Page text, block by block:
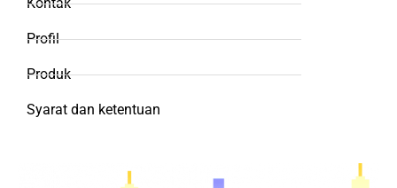
Kontak
Profil
Produk
Syarat dan ketentuan